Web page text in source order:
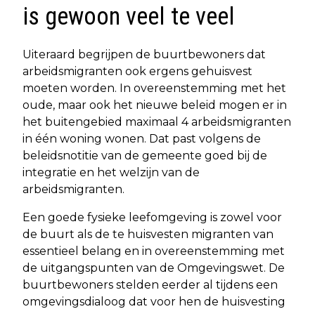
is gewoon veel te veel
Uiteraard begrijpen de buurtbewoners dat
arbeidsmigranten ook ergens gehuisvest
moeten worden. In overeenstemming met het
oude, maar ook het nieuwe beleid mogen er in
het buitengebied maximaal 4 arbeidsmigranten
in één woning wonen. Dat past volgens de
beleidsnotitie van de gemeente goed bij de
integratie en het welzijn van de
arbeidsmigranten.
Een goede fysieke leefomgeving is zowel voor
de buurt als de te huisvesten migranten van
essentieel belang en in overeenstemming met
de uitgangspunten van de Omgevingswet. De
buurtbewoners stelden eerder al tijdens een
omgevingsdialoog dat voor hen de huisvesting